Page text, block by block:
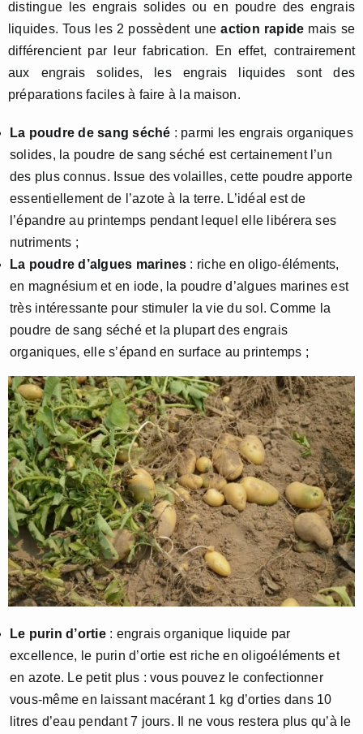
distingue les engrais solides ou en poudre des engrais
liquides. Tous les 2 possèdent uneaction rapide mais se
différencient par leur fabrication. En effet, contrairement
aux engrais solides, les engrais liquides sont des
préparations faciles à faire à la maison.
La poudre de sang séché : parmi les engrais organiques
solides, la poudre de sang séché est certainement l’un
des plus connus. Issue des volailles, cette poudre apporte
essentiellement de l’azote à la terre. L’idéal est de
l’épandre au printemps pendant lequel elle libérera ses
nutriments ;
La poudre d’algues marines : riche en oligo-éléments,
en magnésium et en iode, la poudre d’algues marines est
très intéressante pour stimuler la vie du sol. Comme la
poudre de sang séché et la plupart des engrais
organiques, elle s’épand en surface au printemps ;
Le purin d’ortie: engrais organique liquide par
excellence, le purin d’ortie est riche en oligoéléments et
en azote. Le petit plus : vous pouvez le confectionner
vous-même en laissant macérant 1 kg d’orties dans 10
litres d’eau pendant 7 jours. Il ne vous restera plus qu’à le